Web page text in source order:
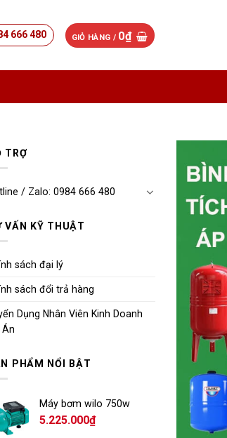
666 480 GIỎ HÀNG / 0₫
TRỢ
/ Zalo: 0984 666 480
VẤN KỸ THUẬT
sách đại lý
sách đổi trả hàng
Dụng Nhân Viên Kinh Doanh
Án
PHẨM NỔI BẬT
Máy bơm wilo 750w
5.225.000₫